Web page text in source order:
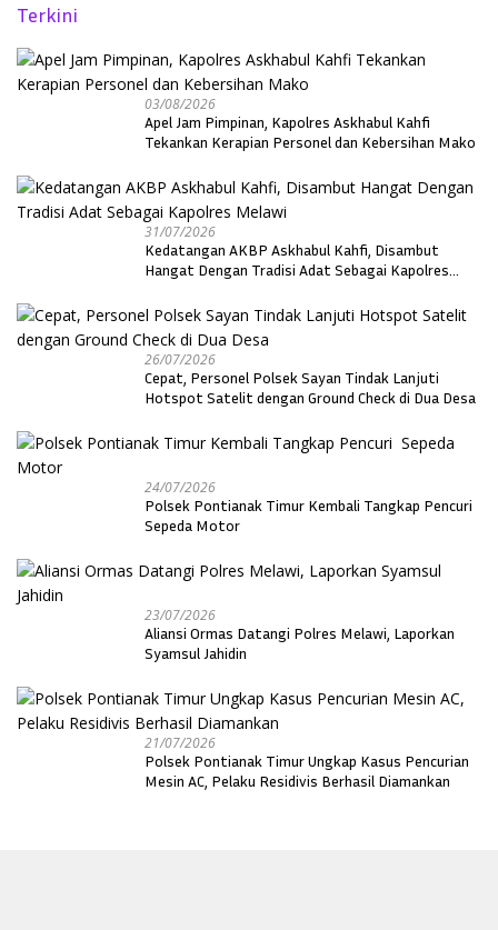
Terkini
03/08/2026
Apel Jam Pimpinan, Kapolres Askhabul Kahfi
Tekankan Kerapian Personel dan Kebersihan Mako
31/07/2026
Kedatangan AKBP Askhabul Kahfi, Disambut
Hangat Dengan Tradisi Adat Sebagai Kapolres
26/07/2026
Cepat, Personel Polsek Sayan Tindak Lanjuti
Hotspot Satelit dengan Ground Check di Dua Desa
24/07/2026
Polsek Pontianak Timur Kembali Tangkap Pencuri
Sepeda Motor
23/07/2026
Aliansi Ormas Datangi Polres Melawi, Laporkan
Syamsul Jahidin
21/07/2026
Polsek Pontianak Timur Ungkap Kasus Pencurian
Mesin AC, Pelaku Residivis Berhasil Diamankan